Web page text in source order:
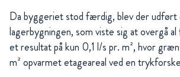
Da byggeriet stod færdig, blev der udført
lagerbygningen, som viste sig at overgå
et resultat på kun 0,1 l/s pr. m², hvor
m² opvarmet etageareal ved en